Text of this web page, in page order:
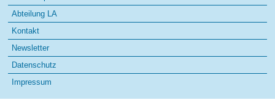
Abteilung LA
Kontakt
Newsletter
Datenschutz
Impressum